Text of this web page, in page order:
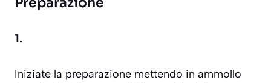
1.
Iniziate la preparazione mettendo in ammollo